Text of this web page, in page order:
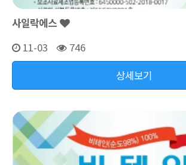
사일락에스
11-03
746
상세보기